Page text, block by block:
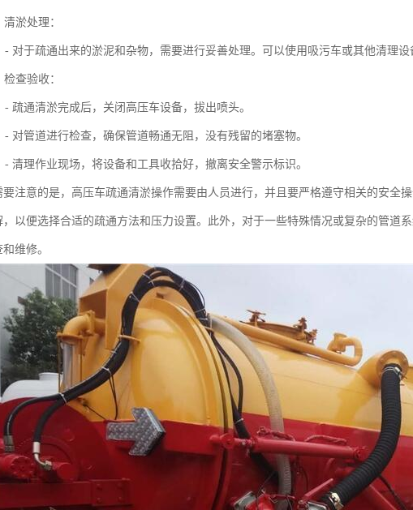
清淤处理：
对于疏通出来的淤泥和杂物，需要进行妥善处理。可以使用吸污车或其他清理设
检查验收：
疏通清淤完成后，关闭高压车设备，拔出喷头。
对管道进行检查，确保管道畅通无阻，没有残留的堵塞物。
清理作业现场，将设备和工具收拾好，撤离安全警示标识。
要注意的是，高压车疏通清淤操作需要由人员进行，并且要严格遵守相关的安全
，以便选择合适的疏通方法和压力设置。此外，对于一些特殊情况或复杂的管道
和维修。